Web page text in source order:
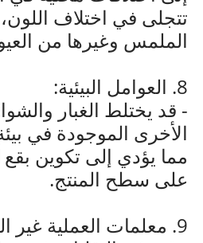
تتجلى في اختلاف
الملمس وغيرها من
8. العوامل البيئية:
- قد يختلط الغبار
الأخرى الموجودة في بيئة
مما يؤدي إلى تكوين بقع
على سطح المنتج.
9. معلمات العملية غير المستقرة: